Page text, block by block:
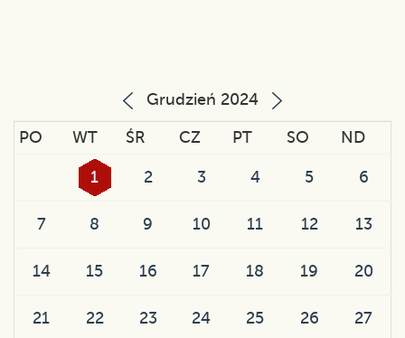
Grudzień 2024
PO WT ŚR CZ PT SO ND
1 2 3 4 5 6
7 8 9 10 11 12 13
14 15 16 17 18 19 20
21 22 23 24 25 26 27